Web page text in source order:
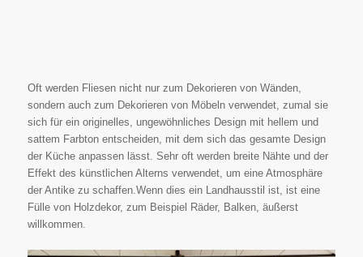
Oft werden Fliesen nicht nur zum Dekorieren von Wänden,
sondern auch zum Dekorieren von Möbeln verwendet, zumal sie
sich für ein originelles, ungewöhnliches Design mit hellem und
sattem Farbton entscheiden, mit dem sich das gesamte Design
der Küche anpassen lässt. Sehr oft werden breite Nähte und der
Effekt des künstlichen Alterns verwendet, um eine Atmosphäre
der Antike zu schaffen.Wenn dies ein Landhausstil ist, ist eine
Fülle von Holzdekor, zum Beispiel Räder, Balken, äußerst
willkommen.